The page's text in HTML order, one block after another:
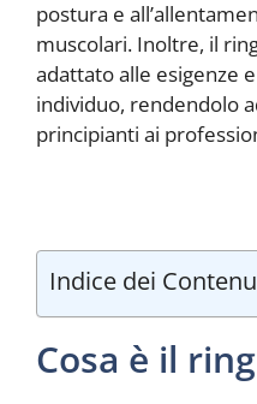
postura e
muscolari. Inoltre, il
adattato alle esigenze
individuo, rendendolo
principianti ai
Indice dei
Cosa è il